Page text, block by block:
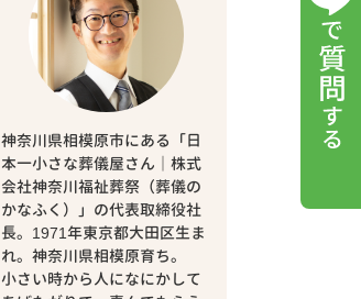
神奈川県相模原市にある「日
本一小さな葬儀屋さん｜株式
会社神奈川福祉葬祭（葬儀の
かなふく）」の代表取締役社
長。1971年東京都大田区生ま
れ。神奈川県相模原育ち。
小さい時から人になにかして